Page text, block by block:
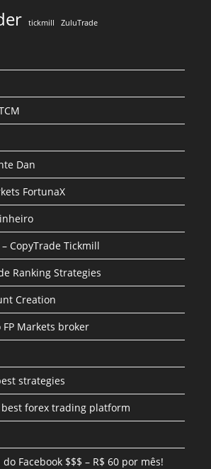
tickmill ZuluTrade
Dan
FortunaX
CopyTrade Tickmill
Ranking Strategies
Creation
Markets broker
strategies
best forex trading platform
Facebook $$$ – R$ 60 por mês!